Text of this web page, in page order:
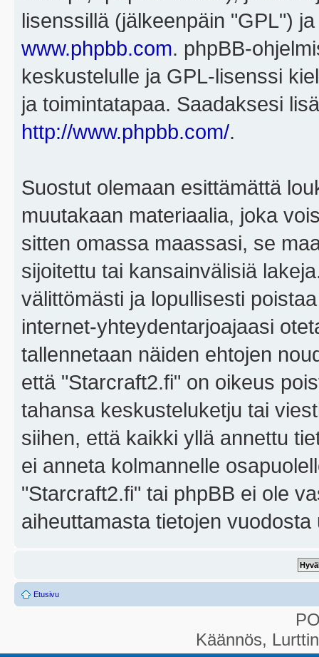
lisenssillä (jälkeenpäin "GPL")
www.phpbb.com. phpBB-
keskustelulle ja GPL-lisenssi
ja toimintatapaa. Saadaksesi
http://www.phpbb.com/.
Suostut olemaan esittämättä
muutakaan materiaalia, joka
sitten omassa maassasi, se
sijoitettu tai kansainvälisiä
välittömästi ja lopullisesti
internet-yhteydentarjoajaasi
tallennetaan näiden ehtojen
että "Starcraft2.fi" on oikeus
tahansa keskusteluketju tai
siihen, että kaikki yllä annettu
ei anneta kolmannelle
"Starcraft2.fi" tai phpBB ei ole
aiheuttamasta tietojen
Etusivu
Käännös,